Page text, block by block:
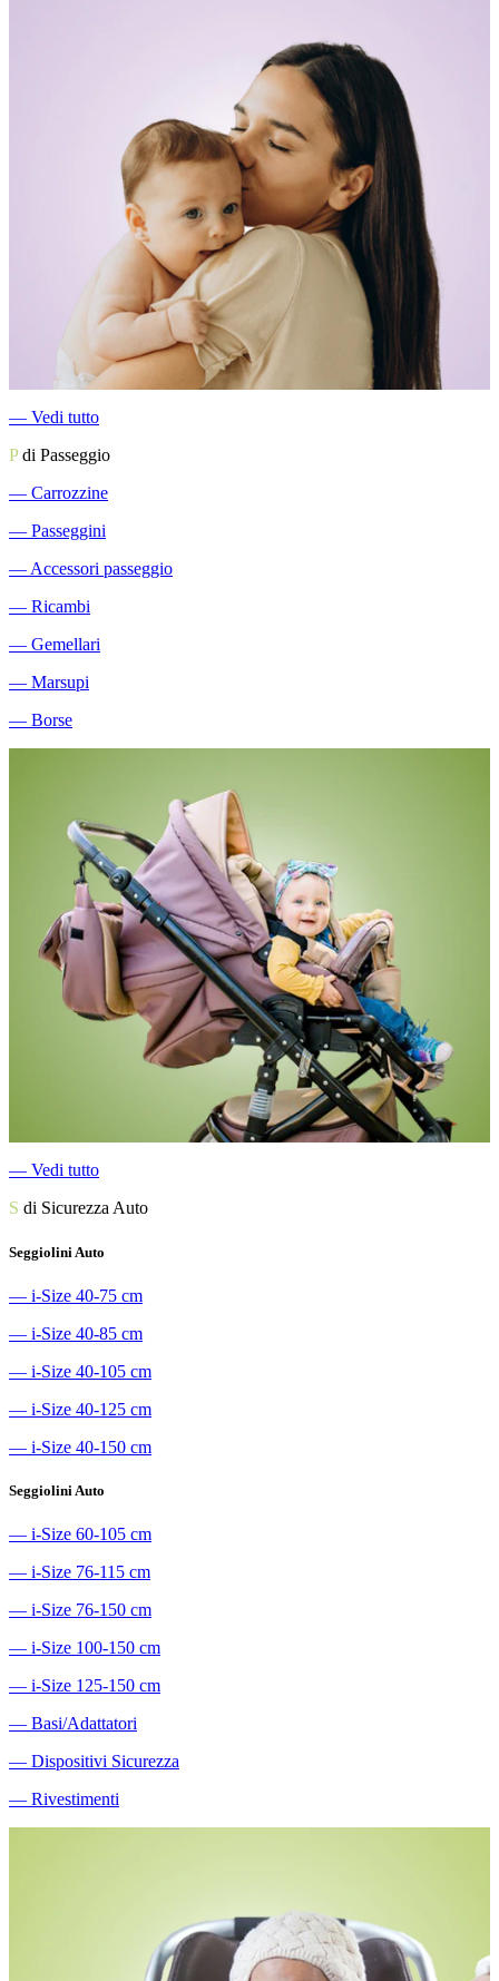
― Vedi tutto
Pdi Passeggio
― Carrozzine
― Passeggini
― Accessori passeggio
― Ricambi
― Gemellari
― Marsupi
― Borse
― Vedi tutto
S di Sicurezza Auto
Seggiolini Auto
― i-Size 40-75 cm
― i-Size 40-85 cm
― i-Size 40-105 cm
― i-Size 40-125 cm
― i-Size 40-150 cm
Seggiolini Auto
― i-Size 60-105 cm
― i-Size 76-115 cm
― i-Size 76-150 cm
― i-Size 100-150 cm
― i-Size 125-150 cm
― Basi/Adattatori
― Dispositivi Sicurezza
― Rivestimenti